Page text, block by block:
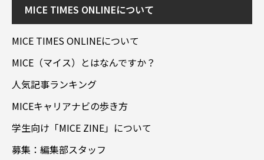
MICE TIMES ONLINEについて
MICE TIMES ONLINEについて
MICE（マイス）とはなんですか？
人気記事ランキング
MICEキャリアナビの歩き方
学生向け「MICE ZINE」について
募集：編集部スタッフ